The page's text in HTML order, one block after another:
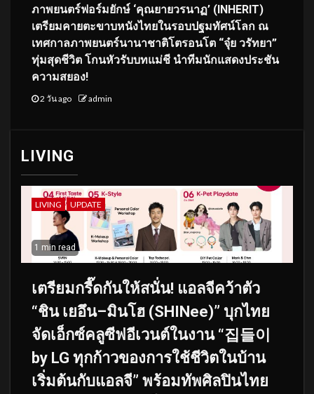
ภาพยนตร์ฟอร์มยักษ์ ‘คุณยายวรนาฏ’ (INHERIT)
เตรียมคายตะขาบหนังไทยในรอบปฐมทัศน์โลก ณ
เทศกาลภาพยนตร์นานาชาติโตรอนโต “จุ๋ย วรัทยา”
ทุ่มสุดชีวิต โกนหัวรับบทแม่ชี นำทีมนักแสดงประชัน
ความสยอง!
2 วัน ago admin
LIVING
LIVING UPDATE
1 min read
เตรียมกรี๊ดกันให้สนั่น! แอลจีคว้าตัว
“ชิน เยอึน–มินโฮ (SHINee)” บุกไทย
จัดเอ็กซ์คลูซีฟอีเวนต์ในงาน “집들이
by LG ทุกก้าวของการใช้ชีวิตในบ้าน
เริ่มต้นกับแอลจี” พร้อมทัพศิลปินไทย